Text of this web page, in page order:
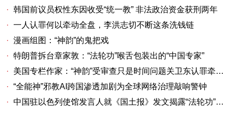
· 韩国前议员权性东因收受“统一教” 非法政治资金获刑两年
· 一人认罪何以牵动全盘，李洪志切不断这条洗钱链
· 漫画组图：“神韵”的鬼把戏
· 特朗普拆台章家敦：“法轮功”喉舌包装出的“中国专家”
·
美国专栏作家：“神韵”受审查只是时间问题关卫东认罪牵出与《大纪元时报》资金链条
· “全能神”邪教AI跨国渗透加剧为全球网络治理敲响警钟
· 中国驻以色列使馆发言人就《国土报》发文揭露“法轮功”邪教本质答记者问